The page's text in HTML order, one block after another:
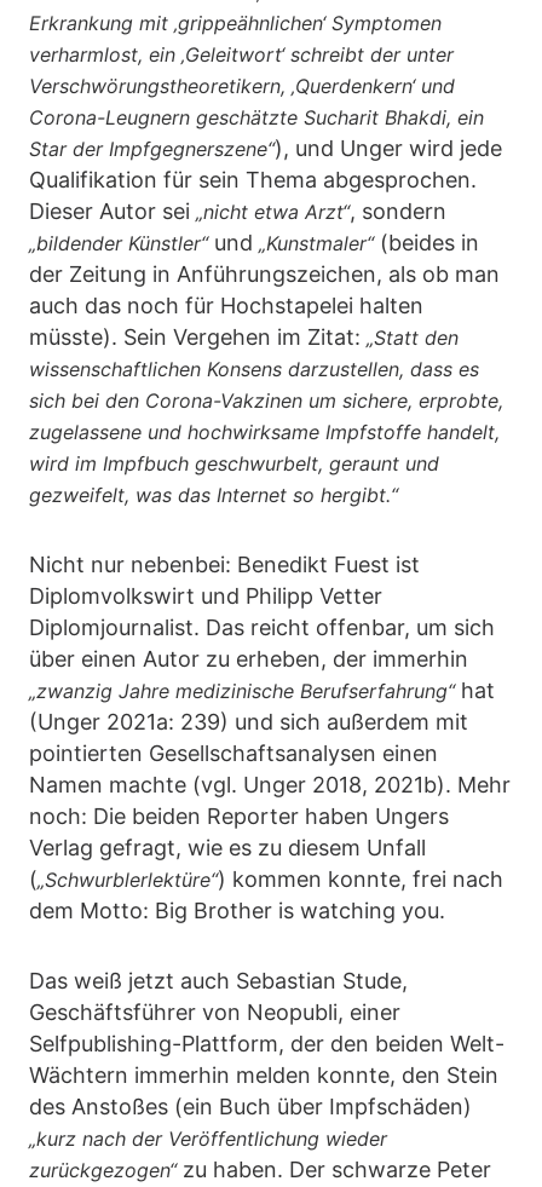
Erkrankung mit ‚grippeähnlichen‘ Symptomen
verharmlost, ein ‚Geleitwort‘ schreibt der unter
Verschwörungstheoretikern, ‚Querdenkern‘ und
Corona-Leugnern geschätzte Sucharit Bhakdi, ein
Star der Impfgegnerszene“), und Unger wird jede
Qualifikation für sein Thema abgesprochen.
Dieser Autor sei „nicht etwa Arzt“, sondern
„bildender Künstler“und „Kunstmaler“(beides in
der Zeitung in Anführungszeichen, als ob man
auch das noch für Hochstapelei halten
müsste). Sein Vergehen im Zitat: „Statt den
wissenschaftlichen Konsens darzustellen, dass es
sich bei den Corona-Vakzinen um sichere, erprobte,
zugelassene und hochwirksame Impfstoffe handelt,
wird im Impfbuch geschwurbelt, geraunt und
gezweifelt, was das Internet so hergibt.“
Nicht nur nebenbei: Benedikt Fuest ist
Diplomvolkswirt und Philipp Vetter
Diplomjournalist. Das reicht offenbar, um sich
über einen Autor zu erheben, der immerhin
„zwanzig Jahre medizinische Berufserfahrung“hat
(Unger 2021a: 239) und sich außerdem mit
pointierten Gesellschaftsanalysen einen
Namen machte (vgl. Unger 2018, 2021b). Mehr
noch: Die beiden Reporter haben Ungers
Verlag gefragt, wie es zu diesem Unfall
(„Schwurblerlektüre“) kommen konnte, frei nach
dem Motto: Big Brother is watching you.
Das weiß jetzt auch Sebastian Stude,
Geschäftsführer von Neopubli, einer
Selfpublishing-Plattform, der den beiden Welt-
Wächtern immerhin melden konnte, den Stein
des Anstoßes (ein Buch über Impfschäden)
„kurz nach der Veröffentlichung wieder
zurückgezogen“zu haben. Der schwarze Peter